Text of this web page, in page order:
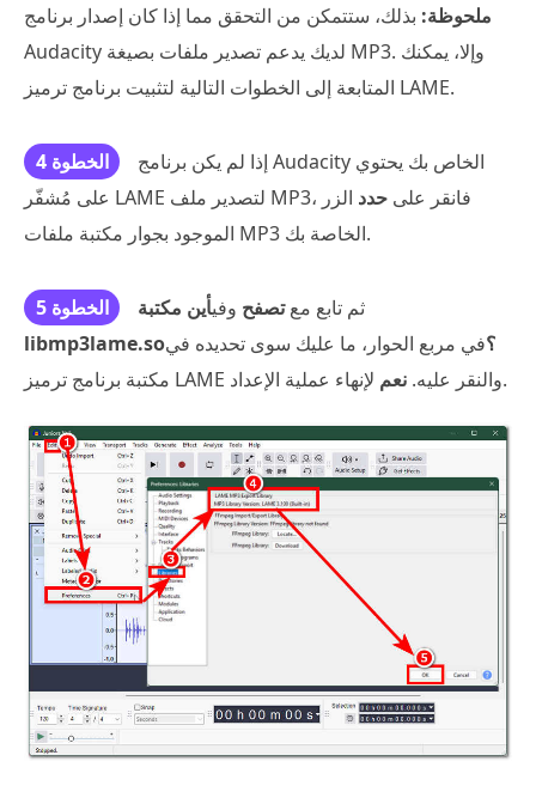
ملحوظة: بذلك، ستتمكن من التحقق مما إذا كان إصدار برنامج
Audacity لديك يدعم تصدير ملفات بصيغة MP3. وإلا، يمكنك
المتابعة إلى الخطوات التالية لتثبيت برنامج ترميز LAME.
الخطوة 4
إذا لم يكن برنامج Audacity الخاص بك يحتوي
على مُشفّر LAME لتصدير ملف MP3، فانقر على حدد الزر
الموجود بجوار مكتبة ملفات MP3 الخاصة بك.
الخطوة 5 ثم تابع معتصفح وفيأين مكتبة
libmp3lame.so؟في مربع الحوار، ما عليك سوى تحديده في
مكتبة برنامج ترميز LAME والنقر عليه. نعم لإنهاء عملية الإعداد.